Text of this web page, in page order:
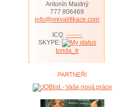
Antonín Mastný
777 806469
info@rekvalifikace.com
ICQ: --------
SKYPE:
tonda_tr